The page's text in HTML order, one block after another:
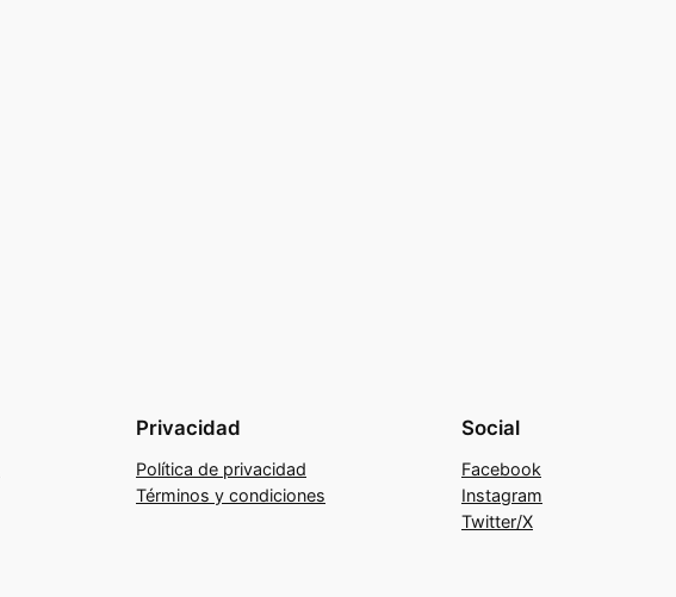
Privacidad
Política de privacidad
Términos y condiciones
Social
Facebook
Instagram
Twitter/X